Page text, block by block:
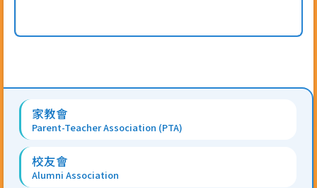
Main
navigation
家教會
Parent-Teacher Association (PTA)
校友會
Alumni Association